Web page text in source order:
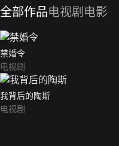
全部作品电视剧 电影
禁婚令
电视剧
我背后的陶斯
电视剧